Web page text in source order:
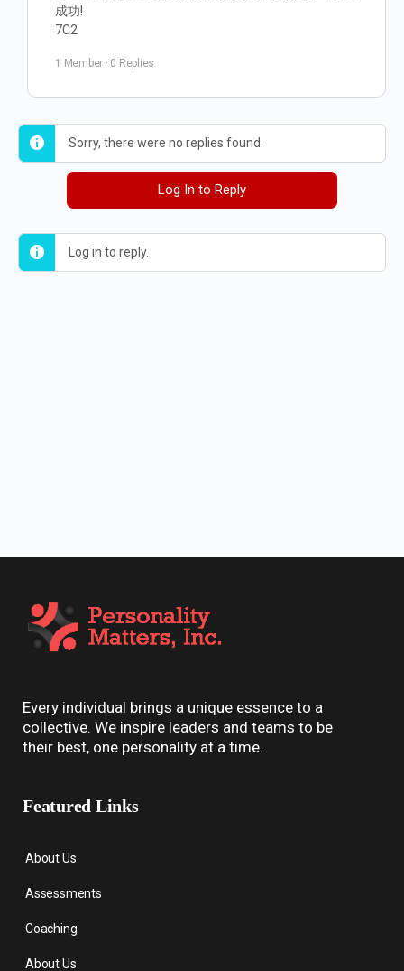
成功!
7C2
1 Member · 0 Replies
Sorry, there were no replies found.
Log In to Reply
Log in to reply.
Every individual brings a unique essence to a
collective. We inspire leaders and teams to be
their best, one personality at a time.
Featured Links
About Us
Assessments
Coaching
About Us